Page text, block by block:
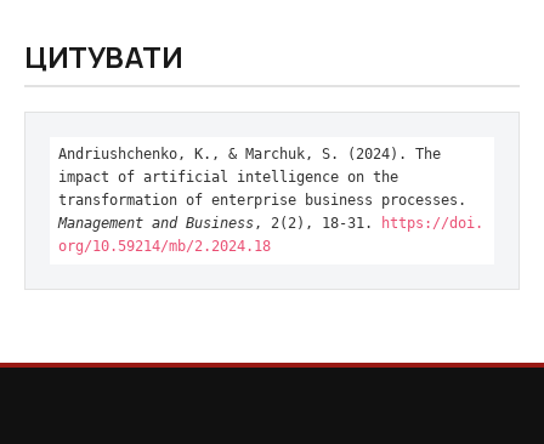
ЦИТУВАТИ
Andriushchenko, К., & Marchuk, S. (2024). The
impact of artificial intelligence on the
transformation of enterprise business processes.
Management and Business, 2(2), 18-31.
https://doi.
org/10.59214/mb/2.2024.18